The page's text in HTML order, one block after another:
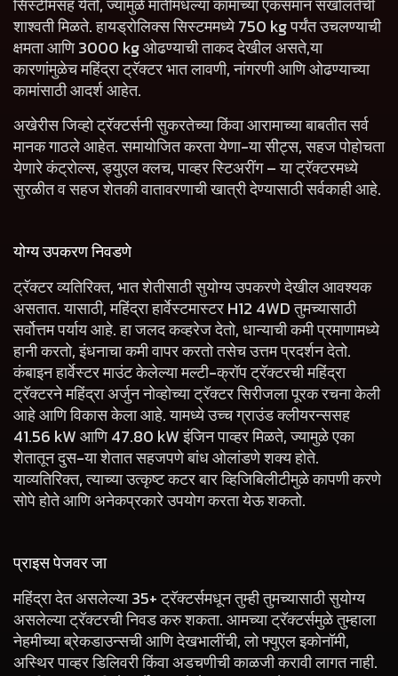
सिस्टीमसह येतो, ज्यामुळे मातीमधल्या कामांच्या एकसमान सखोलतेची
शाश्वती मिळते. हायड्रोलिक्स सिस्टममध्ये 750 kg पर्यंत उचलण्याची
क्षमता आणि 3000 kg ओढण्याची ताकद देखील असते,या
कारणांमुळेच महिंद्रा ट्रॅक्टर भात लावणी, नांगरणी आणि ओढण्याच्या
कामांसाठी आदर्श आहेत.
अखेरीस जिव्हो ट्रॅक्टर्सनी सुकरतेच्या किंवा आरामाच्या बाबतीत सर्व
मानक गाठले आहेत. समायोजित करता येणा-या सीट्स, सहज पोहोचता
येणारे कंट्रोल्स, ड्युएल क्लच, पाव्हर स्टिअरींग – या ट्रॅक्टरमध्ये
सुरळीत व सहज शेतकी वातावरणाची खात्री देण्यासाठी सर्वकाही आहे.
योग्य उपकरण निवडणे
ट्रॅक्टर व्यतिरिक्त, भात शेतीसाठी सुयोग्य उपकरणे देखील आवश्यक
असतात. यासाठी, महिंद्रा हार्वेस्टमास्टर H12 4WD तुमच्यासाठी
सर्वोत्तम पर्याय आहे. हा जलद कव्हरेज देतो, धान्याची कमी प्रमाणामध्ये
हानी करतो, इंधनाचा कमी वापर करतो तसेच उत्तम प्रदर्शन देतो.
कंबाइन हार्वेस्टर माउंट केलेल्या मल्टी-क्रॉप ट्रॅक्टरची महिंद्रा
ट्रॅक्टरने महिंद्रा अर्जुन नोव्होच्या ट्रॅक्टर सिरीजला पूरक रचना केली
आहे आणि विकास केला आहे. यामध्ये उच्च ग्राउंड क्लीयरन्ससह
41.56 kW आणि 47.80 kW इंजिन पाव्हर मिळते, ज्यामुळे एका
शेतातून दुस-या शेतात सहजपणे बांध ओलांडणे शक्य होते.
याव्यतिरिक्त, त्याच्या उत्कृष्ट कटर बार व्हिजिबिलीटीमुळे कापणी करणे
सोपे होते आणि अनेकप्रकारे उपयोग करता येऊ शकतो.
प्राइस पेजवर जा
महिंद्रा देत असलेल्या 35+ ट्रॅक्टर्समधून तुम्ही तुमच्यासाठी सुयोग्य
असलेल्या ट्रॅक्टरची निवड करु शकता. आमच्या ट्रॅक्टर्समुळे तुम्हाला
नेहमीच्या ब्रेकडाउन्सची आणि देखभालींची, लो फ्युएल इकोनॉमी,
अस्थिर पाव्हर डिलिवरी किंवा अडचणीची काळजी करावी लागत नाही.